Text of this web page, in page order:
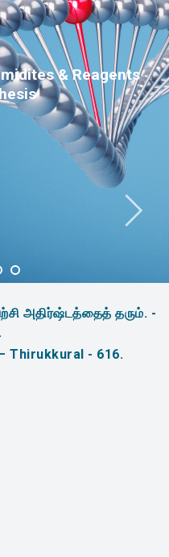
& Reagents
அதிர்ஷ்டத்தைத் தரும். -
Thirukkural - 616.